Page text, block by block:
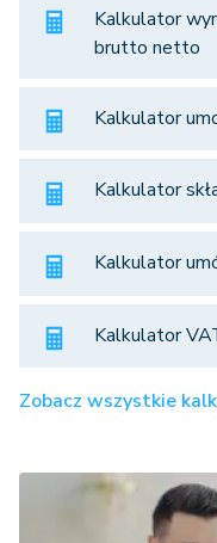
Kalkulator
brutto netto
Kalkulator
Kalkulator
Kalkulator
Kalkulator
Zobacz wszystkie